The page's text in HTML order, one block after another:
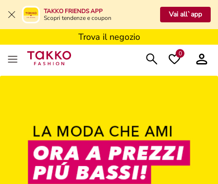
TAKKO FRIENDS APP
Scopri tendenze e coupon
Vai all`app
Trova il negozio
Trova il negozio
0